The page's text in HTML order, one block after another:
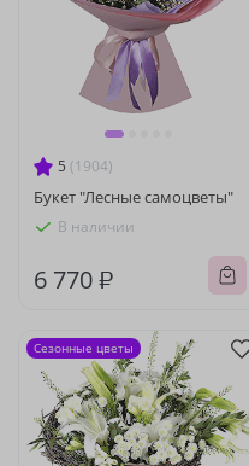
5 (1904)
Букет "Лесные самоцветы"
В наличии
6 770 ₽
Сезонные цветы